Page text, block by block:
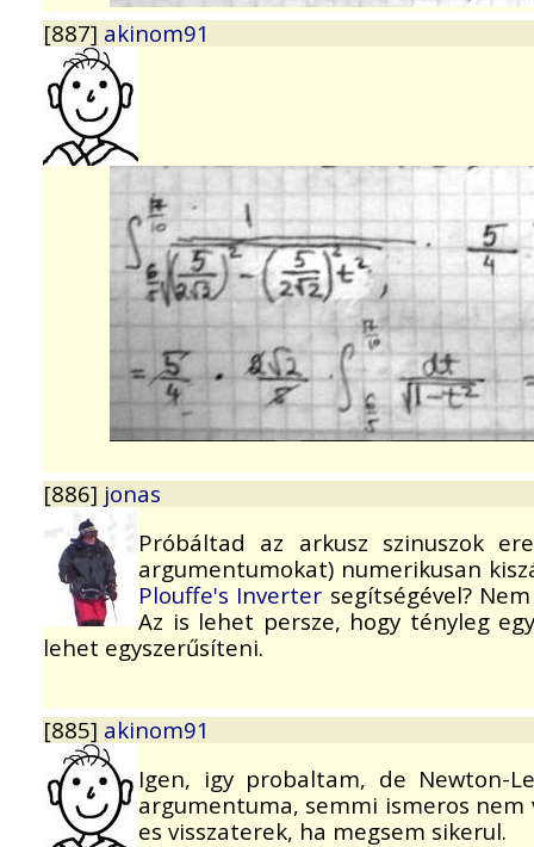
[887] akinom91
[886] jonas
Próbáltad az arkusz szinuszok
argumentumokat) numerikusan
Plouffe's Inverter segítségével?
Az is lehet persze, hogy tényleg
lehet egyszerűsíteni.
[885] akinom91
Igen, igy probaltam, de Newton-
argumentuma, semmi ismeros
es visszaterek, ha megsem sikerul.